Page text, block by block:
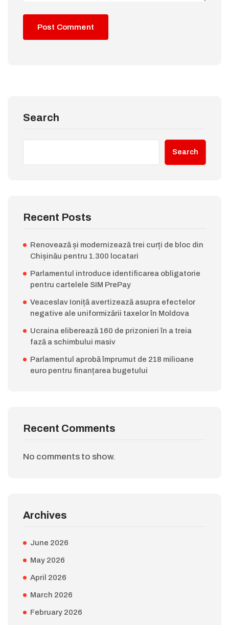
Search
Search
Recent Posts
Renovează și modernizează trei curți de bloc din
Chișinău pentru 1.300 locatari
Parlamentul introduce identificarea obligatorie
pentru cartelele SIM PrePay
Veaceslav Ioniță avertizează asupra efectelor
negative ale uniformizării taxelor în Moldova
Ucraina eliberează 160 de prizonieri în a treia
fază a schimbului masiv
Parlamentul aprobă împrumut de 218 milioane
euro pentru finanțarea bugetului
Recent Comments
No comments to show.
Archives
June 2026
May 2026
April 2026
March 2026
February 2026